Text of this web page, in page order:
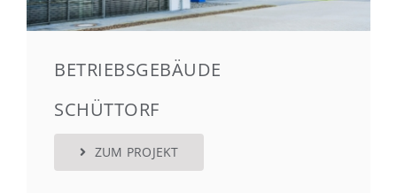
BETRIEBSGEBÄUDE
SCHÜTTORF
ZUM PROJEKT